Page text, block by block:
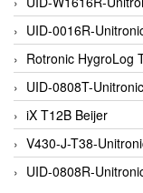
Envada
Environmental
EPC
EPE Process Filters
Epro/Emerson
ERE WIRELESS
UID-0016R-
Rotronic HygroLog
UID-0808T-
iX T12B Beijer
V430-J-T38-
UID-0808R-